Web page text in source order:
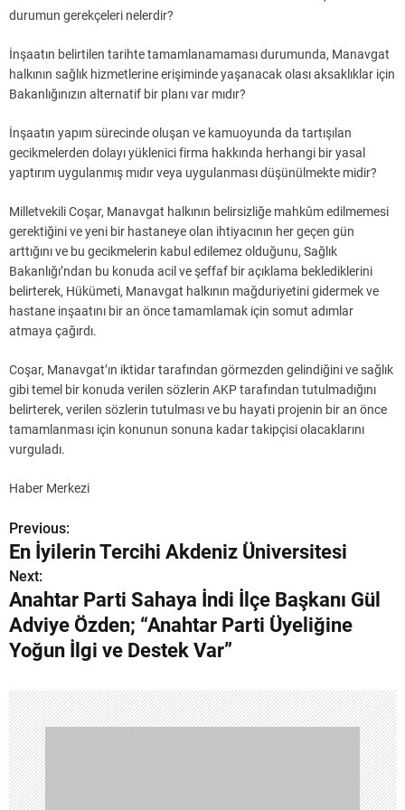
durumun gerekçeleri nelerdir?
İnşaatın belirtilen tarihte tamamlanamaması durumunda, Manavgat
halkının sağlık hizmetlerine erişiminde yaşanacak olası aksaklıklar için
Bakanlığınızın alternatif bir planı var mıdır?
İnşaatın yapım sürecinde oluşan ve kamuoyunda da tartışılan
gecikmelerden dolayı yüklenici firma hakkında herhangi bir yasal
yaptırım uygulanmış mıdır veya uygulanması düşünülmekte midir?
Milletvekili Coşar, Manavgat halkının belirsizliğe mahkûm edilmemesi
gerektiğini ve yeni bir hastaneye olan ihtiyacının her geçen gün
arttığını ve bu gecikmelerin kabul edilemez olduğunu, Sağlık
Bakanlığı’ndan bu konuda acil ve şeffaf bir açıklama beklediklerini
belirterek, Hükümeti, Manavgat halkının mağduriyetini gidermek ve
hastane inşaatını bir an önce tamamlamak için somut adımlar
atmaya çağırdı.
Coşar, Manavgat’ın iktidar tarafından görmezden gelindiğini ve sağlık
gibi temel bir konuda verilen sözlerin AKP tarafından tutulmadığını
belirterek, verilen sözlerin tutulması ve bu hayati projenin bir an önce
tamamlanması için konunun sonuna kadar takipçisi olacaklarını
vurguladı.
Haber Merkezi
Y
a
z
ı
e
z
i
Previous:
En İyilerin Tercihi Akdeniz Üniversitesi
Next:
Anahtar Parti Sahaya İndi İlçe Başkanı Gül
Adviye Özden; “Anahtar Parti Üyeliğine
Yoğun İlgi ve Destek Var”